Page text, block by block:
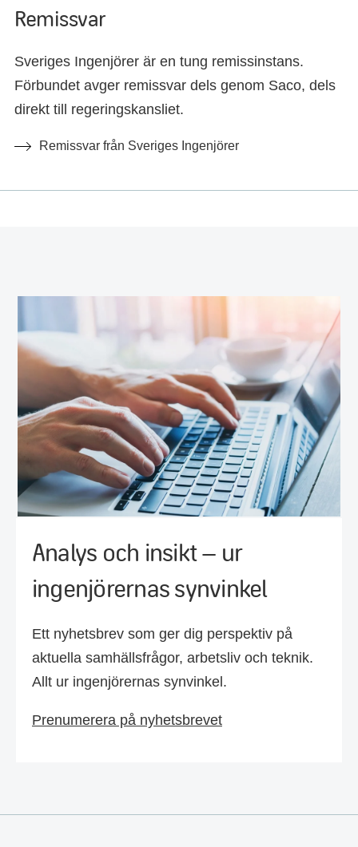
Remissvar
Sveriges Ingenjörer är en tung remissinstans.
Förbundet avger remissvar dels genom Saco, dels
direkt till regeringskansliet.
Remissvar från Sveriges Ingenjörer
Analys och insikt – ur
ingenjörernas synvinkel
Ett nyhetsbrev som ger dig perspektiv på
aktuella samhällsfrågor, arbetsliv och teknik.
Allt ur ingenjörernas synvinkel.
Prenumerera på nyhetsbrevet